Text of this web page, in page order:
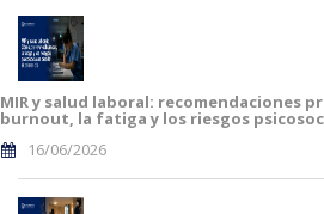
MIR y salud laboral: recomendaciones
burnout, la fatiga y los riesgos
16/06/2026